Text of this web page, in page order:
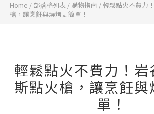
複製分享連結給朋友，完成訂單推薦人可
分兩階段送購物金：先註冊可獲100元購物
Home / 部落格列表 / 購物指南 /輕鬆點火不費力
槍，讓烹飪與燒烤更簡單！
輕鬆點火不費力！岩
斯點火槍，讓烹飪與
單！